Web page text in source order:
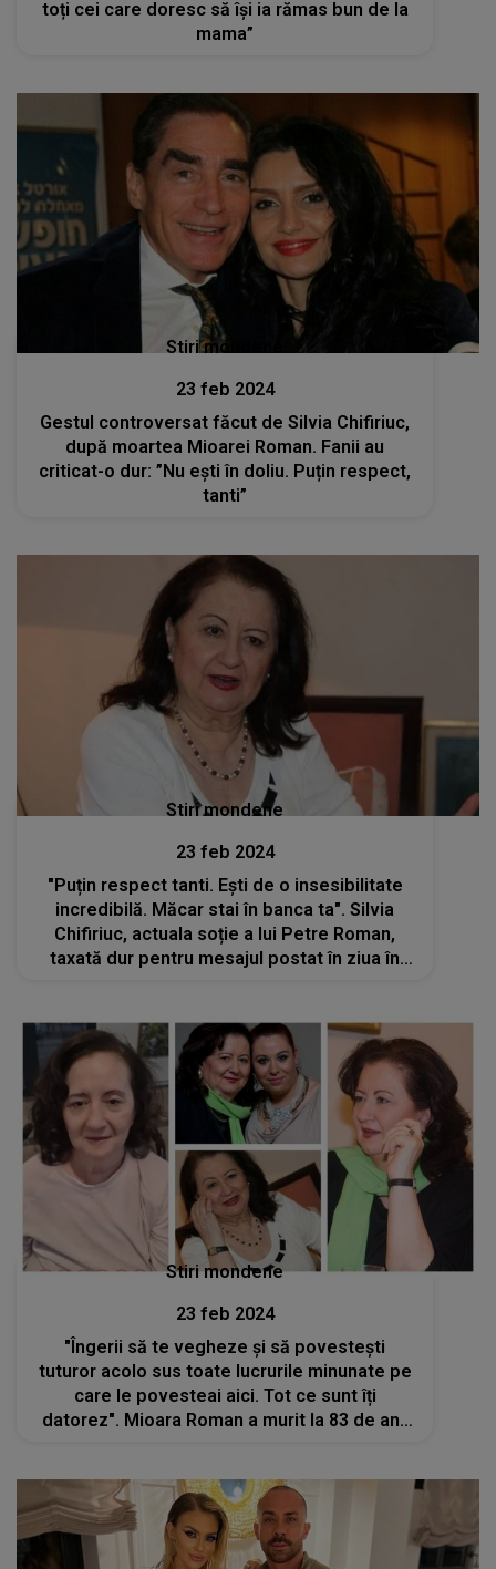
toți cei care doresc să își ia rămas bun de la
mama”
Stiri mondene
23 feb 2024
Gestul controversat făcut de Silvia Chifiriuc,
după moartea Mioarei Roman. Fanii au
criticat-o dur: ”Nu ești în doliu. Puțin respect,
tanti”
Stiri mondene
23 feb 2024
"Puțin respect tanti. Ești de o insesibilitate
incredibilă. Măcar stai în banca ta". Silvia
Chifiriuc, actuala soție a lui Petre Roman,
taxată dur pentru mesajul postat în ziua în
Stiri mondene
23 feb 2024
"Îngerii să te vegheze și să povestești
tuturor acolo sus toate lucrurile minunate pe
care le povesteai aici. Tot ce sunt îți
datorez". Mioara Roman a murit la 83 de ani.